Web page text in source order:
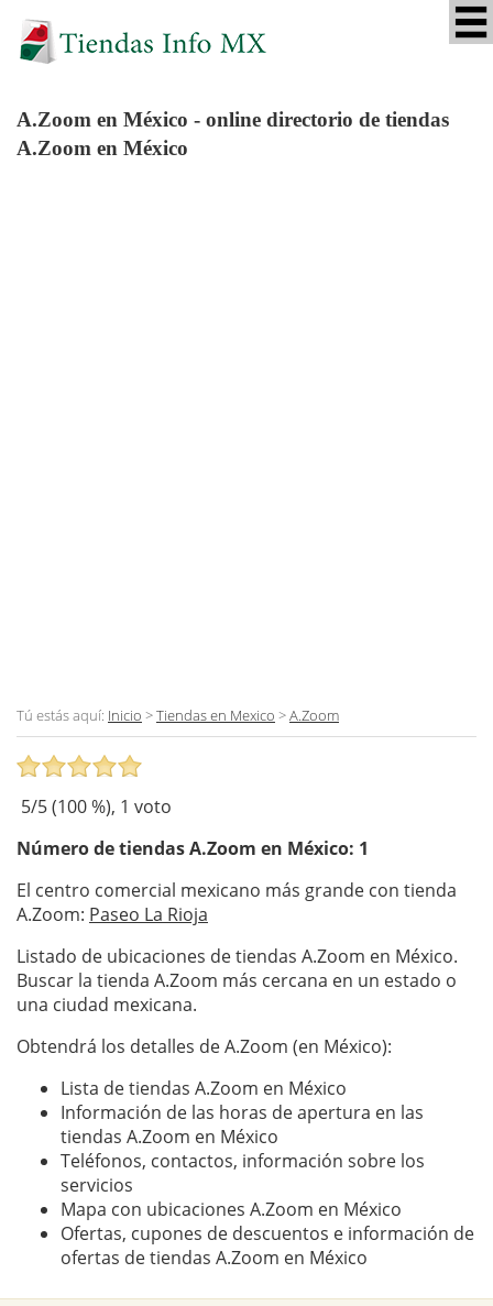
A.Zoom en México - online directorio de tiendas
A.Zoom en México
Tú estás aquí: Inicio >Tiendas en Mexico >A.Zoom
5/5 (100%), 1 voto
Número de tiendasA.Zoom en México: 1
El centro comercial mexicano más grande con tienda
A.Zoom: Paseo La Rioja
Listado de ubicaciones de tiendas A.Zoom en México.
Buscar la tienda A.Zoom más cercana en un estado o
una ciudad mexicana.
Obtendrá los detalles de A.Zoom (en México):
Lista de tiendas A.Zoom en México
Información de las horas de apertura en las
tiendas A.Zoom en México
Teléfonos, contactos, información sobre los
servicios
Mapa con ubicaciones A.Zoom en México
Ofertas, cupones de descuentos e información de
ofertas de tiendas A.Zoom en México